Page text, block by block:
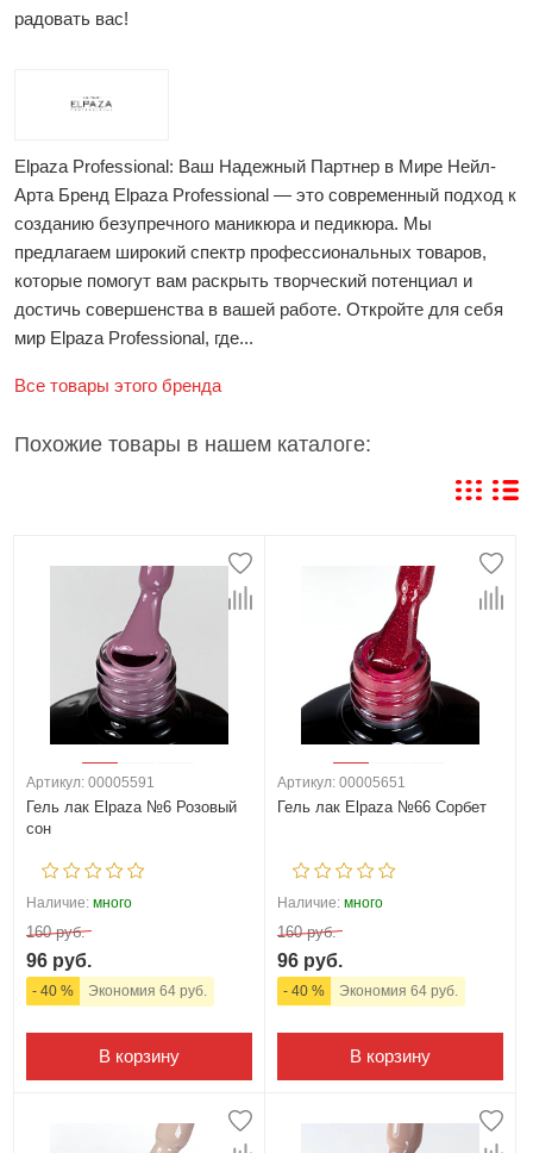
радовать вас!
Elpaza Professional: Ваш Надежный Партнер в Мире Нейл-
Арта Бренд Elpaza Professional — это современный подход к
созданию безупречного маникюра и педикюра. Мы
предлагаем широкий спектр профессиональных товаров,
которые помогут вам раскрыть творческий потенциал и
достичь совершенства в вашей работе. Откройте для себя
мир Elpaza Professional, где...
Все товары этого бренда
Похожие товары в нашем каталоге:
Артикул: 00005591
Гель лак Elpaza №6 Розовый
сон
Наличие: много
160 руб.
96 руб.
- 40 % Экономия 64 руб.
В корзину
Артикул: 00005651
Гель лак Elpaza №66 Сорбет
Наличие: много
160 руб.
96 руб.
- 40 % Экономия 64 руб.
В корзину